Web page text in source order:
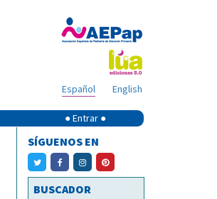
English
Español
● Entrar ●
SÍGUENOS EN
BUSCADOR